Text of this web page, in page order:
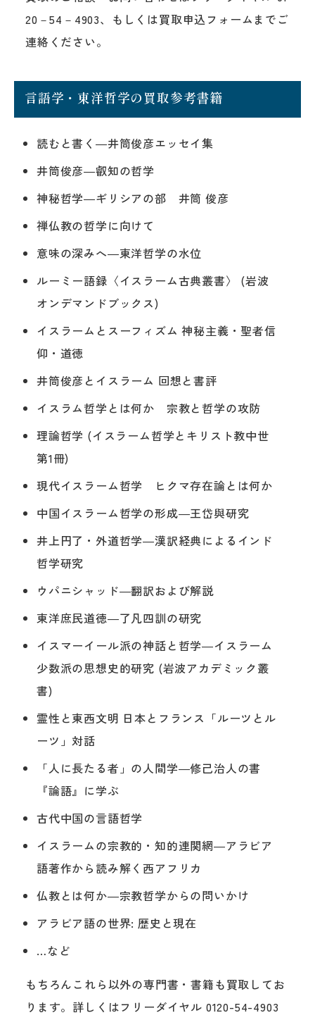
20－54－4903、もしくは買取申込フォームまでご
連絡ください。
言語学・東洋哲学の買取参考書籍
読むと書く―井筒俊彦エッセイ集
井筒俊彦―叡知の哲学
神秘哲学―ギリシアの部 井筒 俊彦
禅仏教の哲学に向けて
意味の深みへ―東洋哲学の水位
ルーミー語録〈イスラーム古典叢書〉 (岩波
オンデマンドブックス)
イスラームとスーフィズム 神秘主義・聖者信
仰・道徳
井筒俊彦とイスラーム 回想と書評
イスラム哲学とは何か 宗教と哲学の攻防
理論哲学 (イスラーム哲学とキリスト教中世
第1冊)
現代イスラーム哲学 ヒクマ存在論とは何か
中国イスラーム哲学の形成―王岱與研究
井上円了・外道哲学―漢訳経典によるインド
哲学研究
ウパニシャッド―翻訳および解説
東洋庶民道徳―了凡四訓の研究
イスマーイール派の神話と哲学―イスラーム
少数派の思想史的研究 (岩波アカデミック叢
書)
霊性と東西文明 日本とフランス「ルーツとル
ーツ」対話
「人に長たる者」の人間学―修己治人の書
『論語』に学ぶ
古代中国の言語哲学
イスラームの宗教的・知的連関網―アラビア
語著作から読み解く西アフリカ
仏教とは何か―宗教哲学からの問いかけ
アラビア語の世界: 歴史と現在
…など
もちろんこれら以外の専門書・書籍も買取してお
ります。詳しくはフリーダイヤル 0120-54-4903